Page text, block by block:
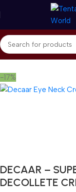
Beranda Decaar
-17%
DECAAR –
DECOLLETE